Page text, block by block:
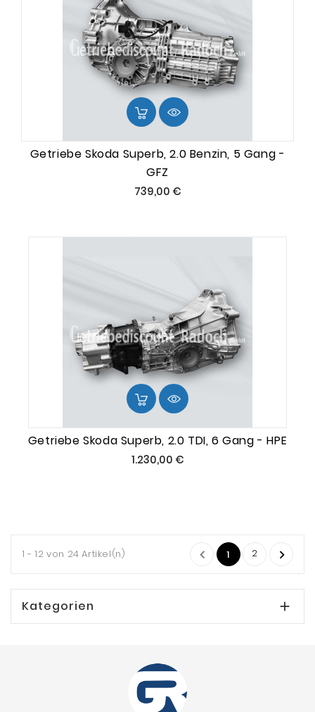
Getriebe Skoda Superb, 2.0 Benzin, 5 Gang -
GFZ
739,00 €Preis
Getriebe Skoda Superb, 2.0 TDI, 6 Gang - HPE
1.230,00 €Preis
1 - 12 von 24 Artikel(n)  1 2 
Kategorien 